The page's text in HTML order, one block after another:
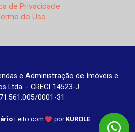
de Privacidade
de Uso
e Administração de Imóveis e
Ltda. - CRECI 14523-J
0001-31
Feito com por KUROLE